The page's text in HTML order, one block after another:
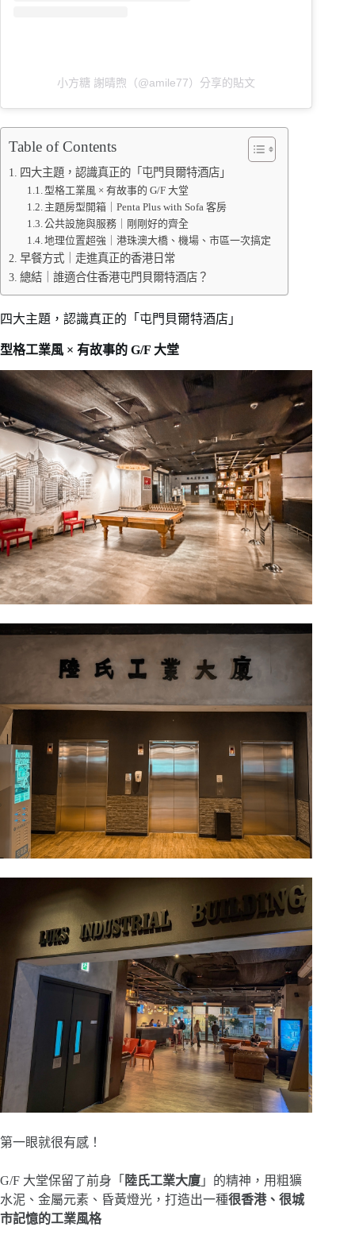
小方糖 謝晴煦（@amile77）分享的貼文
Table of Contents
四大主題，認識真正的「屯門貝爾特酒店」
型格工業風 × 有故事的 G/F 大堂
主題房型開箱｜Penta Plus with Sofa 客房
公共設施與服務｜剛剛好的齊全
地理位置超強｜港珠澳大橋、機場、市區一次搞定
早餐方式｜走進真正的香港日常
總結｜誰適合住香港屯門貝爾特酒店？
四大主題，認識真正的「屯門貝爾特酒店」
型格工業風 × 有故事的 G/F 大堂
第一眼就很有感！
G/F 大堂保留了前身「 陸氏工業大廈 」的精神，用粗獷
水泥、金屬元素、昏黃燈光，打造出一種很香港、很城
市記憶的工業風格